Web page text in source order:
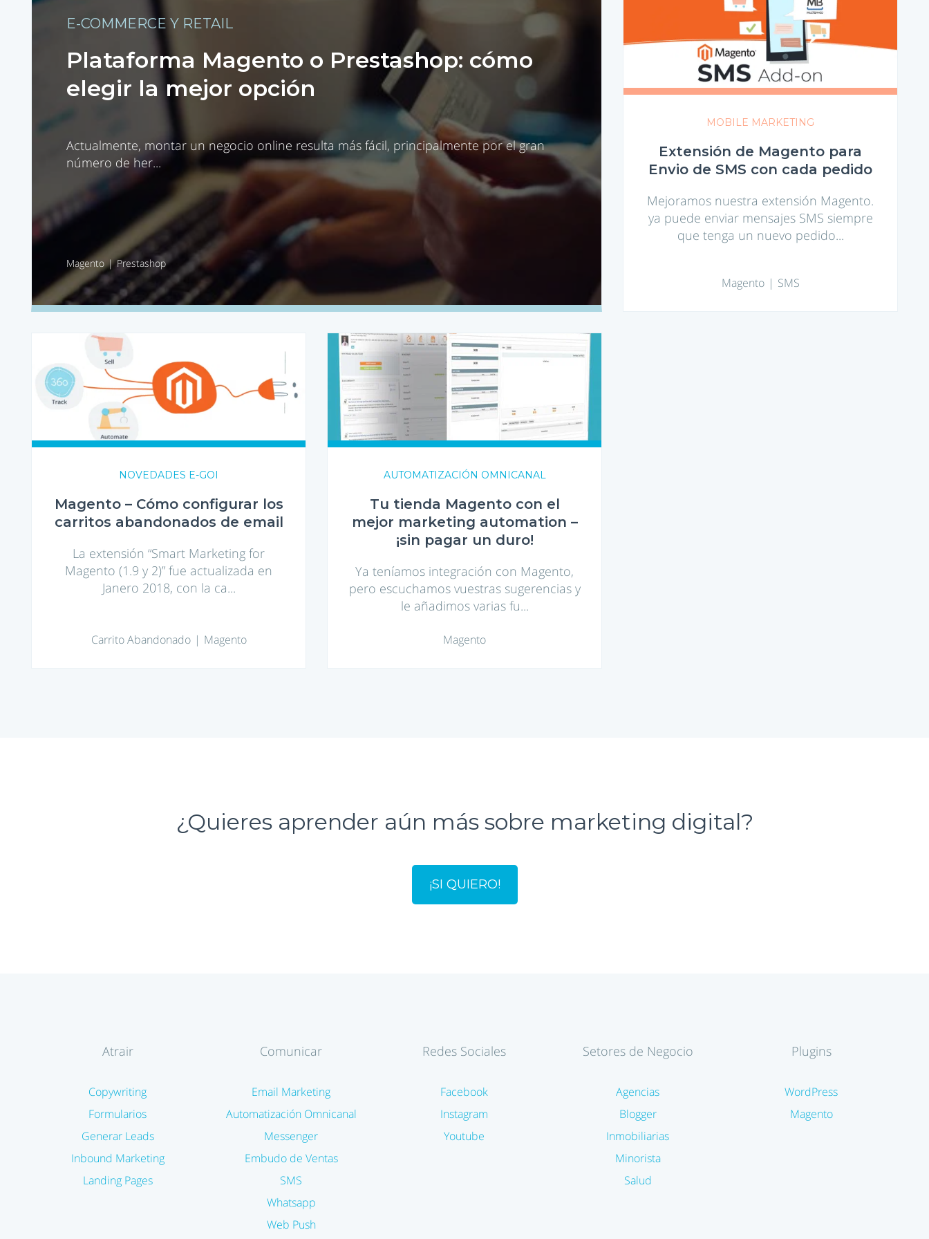
E-COMMERCE Y RETAIL
Plataforma Magento o Prestashop: cómo
elegir la mejor opción
Actualmente, montar un negocio online resulta más fácil, principalmente por el gran
número de her...
Magento Prestashop
Magento
para
Envio
de
SMS
con
pedido
MOBILE MARKETING
Extensión de Magento para
Envio de SMS con cada pedido
Mejoramos nuestra extensión Magento.
ya puede enviar mensajes SMS siempre
que tenga un nuevo pedido...
Magento SMS
Cómo
configurar
los
carritos
de
NOVEDADES E-GOI
Magento – Cómo configurar los
carritos abandonados de email
La extensión “Smart Marketing for
Magento (1.9 y 2)” fue actualizada en
Janero 2018, con la ca...
Carrito Abandonado Magento
Tu
tienda
Magento
con
el
mejor
marketing
automation
¡sin
un
duro!
AUTOMATIZACIÓN OMNICANAL
Tu tienda Magento con el
mejor marketing automation –
¡sin pagar un duro!
Ya teníamos integración con Magento,
pero escuchamos vuestras sugerencias y
le añadimos varias fu...
Magento
¿Quieres aprender aún más sobre marketing digital?
¡SI QUIERO!
Atrair
Copywriting
Formularios
Generar Leads
Inbound Marketing
Landing Pages
Comunicar
Email Marketing
Automatización Omnicanal
Messenger
Embudo de Ventas
SMS
Whatsapp
Web Push
Redes Sociales
Facebook
Instagram
Youtube
Setores de Negocio
Agencias
Blogger
Inmobiliarias
Minorista
Salud
Plugins
WordPress
Magento